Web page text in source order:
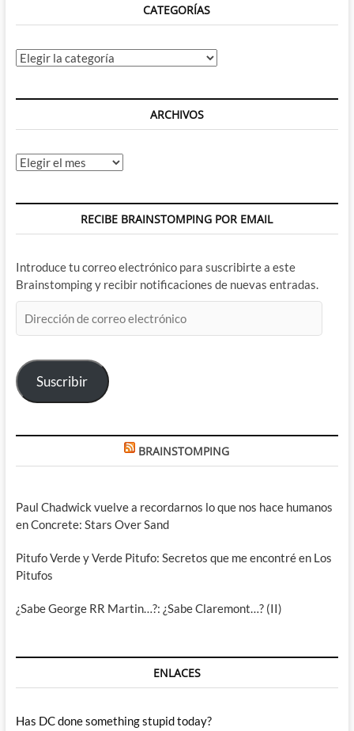
CATEGORÍAS
Categorías
ARCHIVOS
Archivos
RECIBE BRAINSTOMPING POR EMAIL
Introduce tu correo electrónico para suscribirte a este
Brainstomping y recibir notificaciones de nuevas entradas.
de
electrónico
Suscribir
BRAINSTOMPING
Paul Chadwick vuelve a recordarnos lo que nos hace humanos
en Concrete: Stars Over Sand
Pitufo Verde y Verde Pitufo: Secretos que me encontré en Los
Pitufos
¿Sabe George RR Martin…?: ¿Sabe Claremont…? (II)
ENLACES
Has DC done something stupid today?